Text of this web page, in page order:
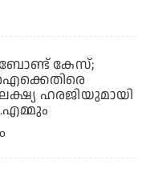
ബോണ്ട് കേസ്;
ഹരജിയുമായി